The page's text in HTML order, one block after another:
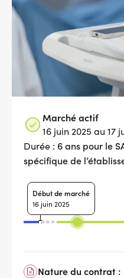
Marché actif
16 juin 2025 au 17
Durée : 6 ans pour le
spécifique de
Début de marché
16 juin 2025
Nature du contrat :